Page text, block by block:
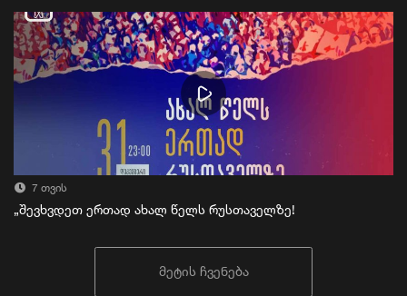
7 თვის
„შევხვდეთ ერთად ახალ წელს რუსთაველზე!
მეტის ჩვენება